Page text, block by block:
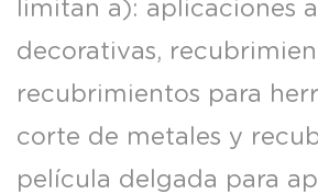
limitan a): aplicaciones
decorativas,
recubrimientos para
corte de metales y
película delgada para